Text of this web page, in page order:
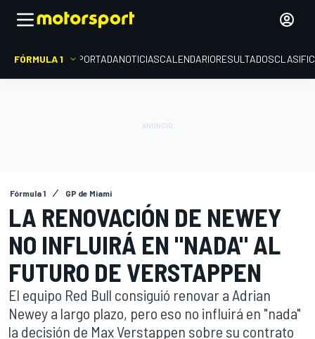
FÓRMULA 1 PORTADANOTICIASCALENDARIORESULTADOS
Fórmula 1 GP de Miami
LA RENOVACIÓN DE NEWEY
NO INFLUIRÁ EN "NADA" AL
FUTURO DE VERSTAPPEN
El equipo Red Bull consiguió renovar a Adrian
Newey a largo plazo, pero eso no influirá en "nada"
la decisión de Max Verstappen sobre su contrato